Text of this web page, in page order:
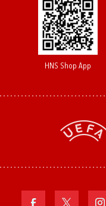
HNS Shop App